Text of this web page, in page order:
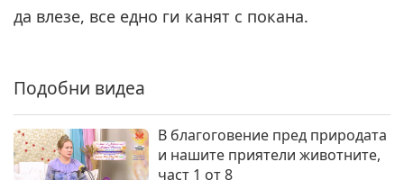
да влезе, все едно ги канят с покана.
Подобни видеа
В благоговение пред природата
и нашите приятели животните,
част 1 от 8